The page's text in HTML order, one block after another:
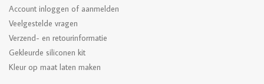
Account inloggen of aanmelden
Veelgestelde vragen
Verzend- en retourinformatie
Gekleurde siliconen kit
Kleur op maat laten maken